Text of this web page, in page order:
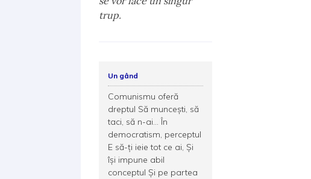
trup.
Un gând
Comunismu oferă
dreptul Să muncești, să
taci, să n-ai... În
democratism, perceptul
E să-ți ieie tot ce ai, Și
își impune abil
conceptul Și pe partea